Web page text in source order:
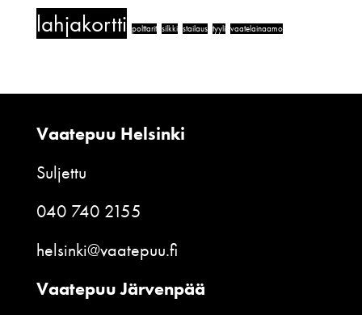
lahjakortti polttarit silkki stailaus tyyli vaatelainaamo
Vaatepuu Helsinki
Suljettu
040 740 2155
helsinki@vaatepuu.fi
Vaatepuu Järvenpää